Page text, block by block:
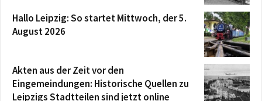
Hallo Leipzig: So startet Mittwoch, der 5.
August 2026
Akten aus der Zeit vor den
Eingemeindungen: Historische Quellen zu
Leipzigs Stadtteilen sind jetzt online